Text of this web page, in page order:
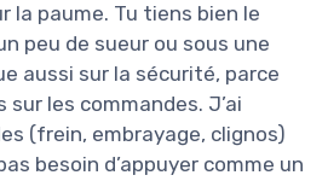
la paume. Tu tiens bien le
peu de sueur ou sous une
aussi sur la sécurité, parce
les commandes. J’ai
(frein, embrayage, clignos)
besoin d’appuyer comme un